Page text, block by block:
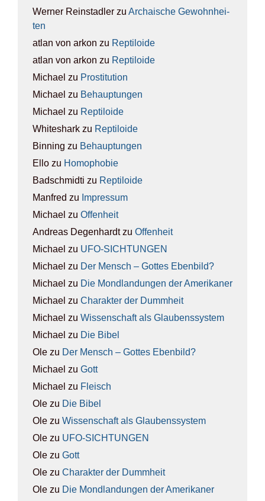
Werner Reinstadler zu Archai­sche Gewohn­hei­
ten
atlan von arkon zu Rep­ti­lo­ide
atlan von arkon zu Rep­ti­lo­ide
Michael zu Pro­sti­tu­ti­on
Michael zu Behaup­tun­gen
Michael zu Rep­ti­lo­ide
Whiteshark zu Rep­ti­lo­ide
Binning zu Behaup­tun­gen
Ello zu Homo­pho­bie
Badschmidti zu Rep­ti­lo­ide
Manfred zu Impres­sum
Michael zu Offen­heit
Andreas Degenhardtzu Offen­heit
Michael zu UFO-SICH­TUN­GEN
Michael zu Der Mensch – Got­tes Eben­bild?
Michael zu Die Mond­lan­dun­gen der Ame­ri­ka­ner
Michael zu Cha­rak­ter der Dumm­heit
Michael zu Wis­sen­schaft als Glau­bens­sys­tem
Michael zu Die Bibel
Ole zu Der Mensch – Got­tes Eben­bild?
Michael zu Gott
Michael zu Fleisch
Ole zu Die Bibel
Ole zu Wis­sen­schaft als Glau­bens­sys­tem
Ole zu UFO-SICH­TUN­GEN
Ole zu Gott
Ole zu Cha­rak­ter der Dumm­heit
Ole zu Die Mond­lan­dun­gen der Ame­ri­ka­ner